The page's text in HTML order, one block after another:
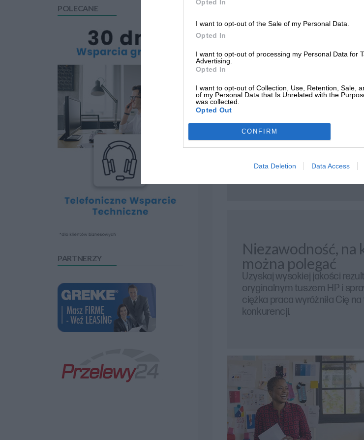
Opted In
I want to opt-out of the Sale of my Personal Data.
Opted In
I want to opt-out of processing my Personal Data for
Advertising.
Opted In
I want to opt-out of Collection, Use, Retention, Sale,
of my Personal Data that Is Unrelated with the
was collected.
Opted Out
CONFIRM
Data Deletion Data Access
POLECANE
PARTNERZY
Niezawodność, na
można polegać
Uzyskaj wysokiej jakości
oryginalnym tuszem HP i
ciężka praca wyróżniła Cię na
konkurencji.